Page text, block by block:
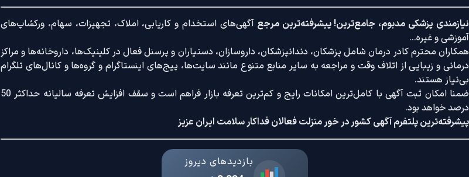
نیازمندی پزشکی مدبوم، جامع‌ترین! پیشرفته‌ترین مرجعآگهی‌های استخدام و کاریابی، املاک، تجهیزات، سهام، ورکشاپ‌های
آموزشی و غیره...
همکاران محترم کادر درمان شامل پزشکان، دندانپزشکان، داروسازان، دستیاران و پرسنل فعال در کلینیک‌ها، داروخانه‌ها و مراکز
درمانی و زیبایی از اتلاف وقت و مراجعه به سایر منابع متنوع مانند سایت‌ها، پیج‌های اینستاگرام و گروه‌ها و کانال‌های تلگرام
بی‌نیاز هستند.
ضمنا امکان ثبت آگهی با کامل‌ترین امکانات رایج و کم‌ترین تعرفه بازار فراهم است و سقف افزایش تعرفه سالیانه حداکثر 50
درصد خواهد بود.
پیشرفته‌ترین پلتفرم آگهی کشور در خور منزلت فعالان فداکار سلامت ایران عزیز
بازدیدهای دیروز